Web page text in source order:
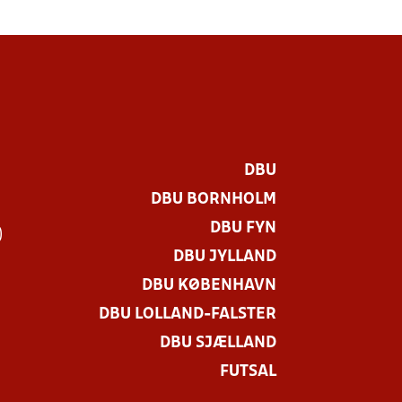
DBU
DBU BORNHOLM
DBU FYN
DBU JYLLAND
DBU KØBENHAVN
DBU LOLLAND-FALSTER
DBU SJÆLLAND
FUTSAL